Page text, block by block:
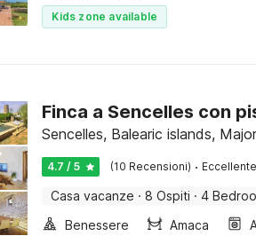
Kids zone available
Finca a Sencelles con
Sencelles, Balearic islands,
4.7 / 5 (10 Recensioni) · Eccellente
Casa vacanze · 8 Ospiti · 4
Benessere
Amaca